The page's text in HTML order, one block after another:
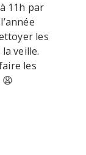
11h par
les
veille.
les